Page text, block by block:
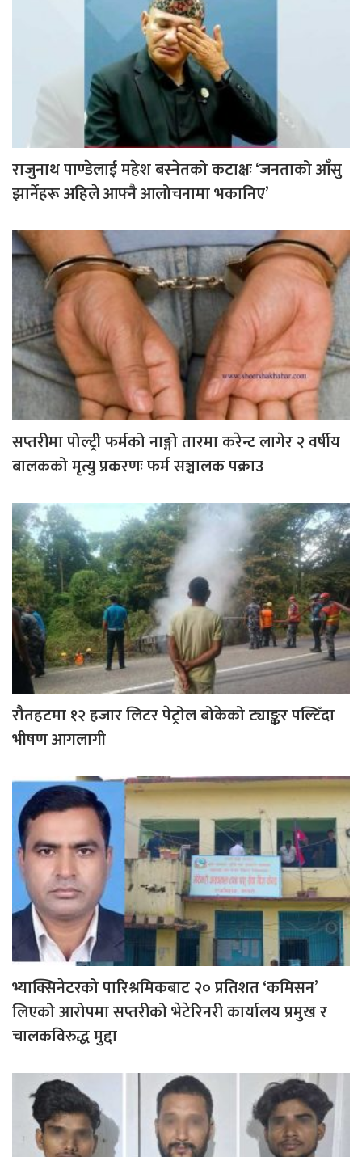
राजुनाथ पाण्डेलाई महेश बस्नेतको कटाक्षः ‘जनताको आँसु
झार्नेहरू अहिले आफ्नै आलोचनामा भकानिए’
सप्तरीमा पोल्ट्री फर्मको नाङ्गो तारमा करेन्ट लागेर २ वर्षीय
बालकको मृत्यु प्रकरणः फर्म सञ्चालक पक्राउ
रौतहटमा १२ हजार लिटर पेट्रोल बोकेको ट्याङ्कर पल्टिँदा
भीषण आगलागी
भ्याक्सिनेटरको पारिश्रमिकबाट २० प्रतिशत ‘कमिसन’
लिएको आरोपमा सप्तरीको भेटेरिनरी कार्यालय प्रमुख र
चालकविरुद्ध मुद्दा